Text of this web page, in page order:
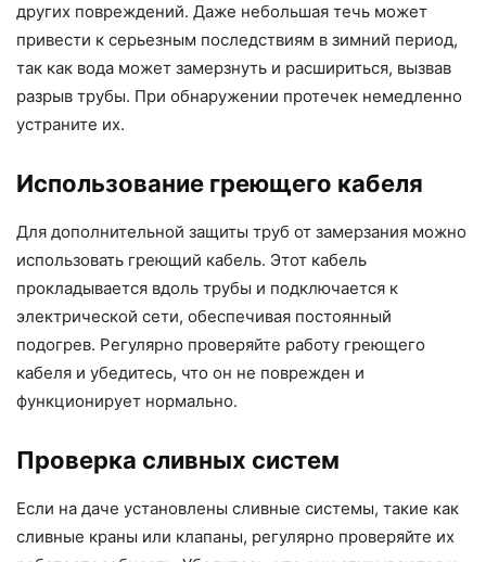
других повреждений. Даже небольшая течь может
привести к серьезным последствиям в зимний период,
так как вода может замерзнуть и расшириться, вызвав
разрыв трубы. При обнаружении протечек немедленно
устраните их.
Использование греющего кабеля
Для дополнительной защиты труб от замерзания можно
использовать греющий кабель. Этот кабель
прокладывается вдоль трубы и подключается к
электрической сети, обеспечивая постоянный
подогрев. Регулярно проверяйте работу греющего
кабеля и убедитесь, что он не поврежден и
функционирует нормально.
Проверка сливных систем
Если на даче установлены сливные системы, такие как
сливные краны или клапаны, регулярно проверяйте их